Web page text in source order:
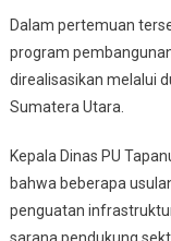
Dalam pertemuan
program
direalisasikan melalui
Sumatera Utara.
Kepala Dinas PU
bahwa beberapa
penguatan